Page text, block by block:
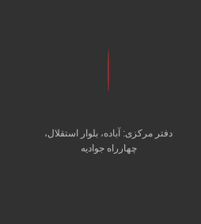
دفتر مرکزی: آباده، بلوار استقلال،
چهارراه جوادیه